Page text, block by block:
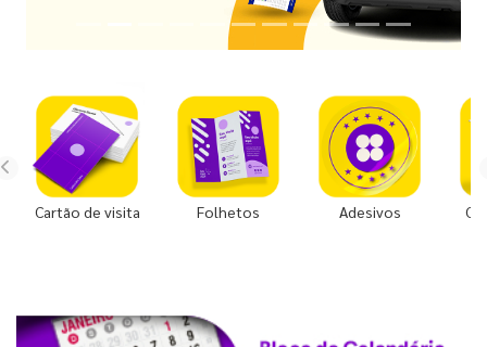
Cartão de visita Folhetos Adesivos